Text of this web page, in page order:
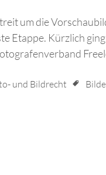
um die
Etappe. Kürzlich
und Bildrecht